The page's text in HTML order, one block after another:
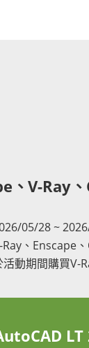
、V-Ray
05/28 ~
、Enscape
活動期間購買V-
LT